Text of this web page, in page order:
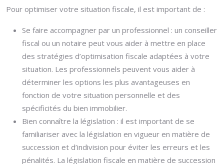
Pour optimiser votre situation fiscale, il est important de :
Se faire accompagner par un professionnel : un conseiller
fiscal ou un notaire peut vous aider à mettre en place
des stratégies d’optimisation fiscale adaptées à votre
situation. Les professionnels peuvent vous aider à
déterminer les options les plus avantageuses en
fonction de votre situation personnelle et des
spécificités du bien immobilier.
Bien connaître la législation : il est important de se
familiariser avec la législation en vigueur en matière de
succession et d’indivision pour éviter les erreurs et les
pénalités. La législation fiscale en matière de succession